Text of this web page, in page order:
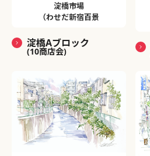
淀橋市場
（わせだ新宿百景
淀橋Aブロック
(10商店会)